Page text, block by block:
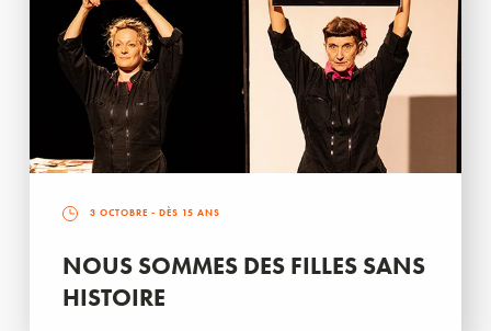
3 OCTOBRE - DÈS 15 ANS
NOUS SOMMES DES FILLES SANS
HISTOIRE